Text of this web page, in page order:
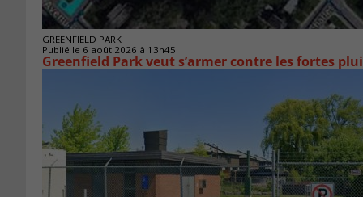
GREENFIELD PARK
Publié le 6 août 2026 à 13h45
Greenfield Park veut